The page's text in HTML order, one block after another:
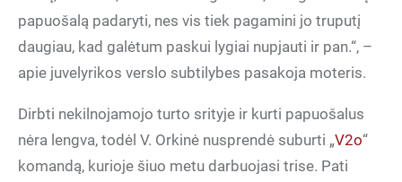
papuošalą padaryti, nes vis tiek pagamini jo truputį
daugiau, kad galėtum paskui lygiai nupjauti ir pan.“, –
apie juvelyrikos verslo subtilybes pasakoja moteris.
Dirbti nekilnojamojo turto srityje ir kurti papuošalus
nėra lengva, todėl V. Orkinė nusprendė suburti „V2o“
komandą, kurioje šiuo metu darbuojasi trise. Pati